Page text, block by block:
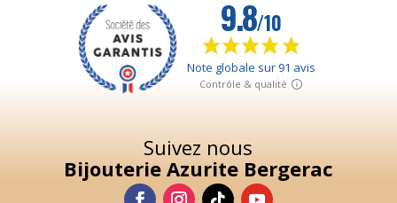
Suivez nous
Bijouterie Azurite Bergerac